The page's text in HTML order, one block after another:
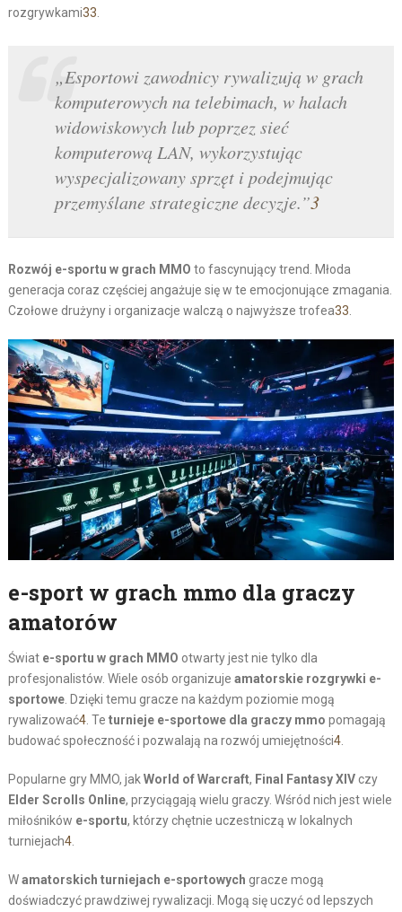
rozgrywkami33
„Esportowi zawodnicy rywalizują w grach
komputerowych na telebimach, w halach
widowiskowych lub poprzez sieć
komputerową LAN, wykorzystując
wyspecjalizowany sprzęt i podejmując
przemyślane strategiczne decyzje.”3
Rozwój e-sportu w grach MMO to fascynujący trend. Młoda
generacja coraz częściej angażuje się w te emocjonujące zmagania.
Czołowe drużyny i organizacje walczą o najwyższe trofea33
e-sport w grach mmo dla graczy
amatorów
Świat e-sportu w grach MMO otwarty jest nie tylko dla
profesjonalistów. Wiele osób organizuje amatorskie rozgrywki e-
sportowe. Dzięki temu gracze na każdym poziomie mogą
rywalizować4. Te turnieje e-sportowe dla graczy mmo pomagają
budować społeczność i pozwalają na rozwój umiejętności4.
Popularne gry MMO, jakWorld of Warcraft, Final Fantasy XIVczy
Elder Scrolls Online, przyciągają wielu graczy. Wśród nich jest wiele
miłośników e-sportu, którzy chętnie uczestniczą w lokalnych
turniejach4.
Wamatorskich turniejach e-sportowych gracze mogą
doświadczyć prawdziwej rywalizacji. Mogą się uczyć od lepszych